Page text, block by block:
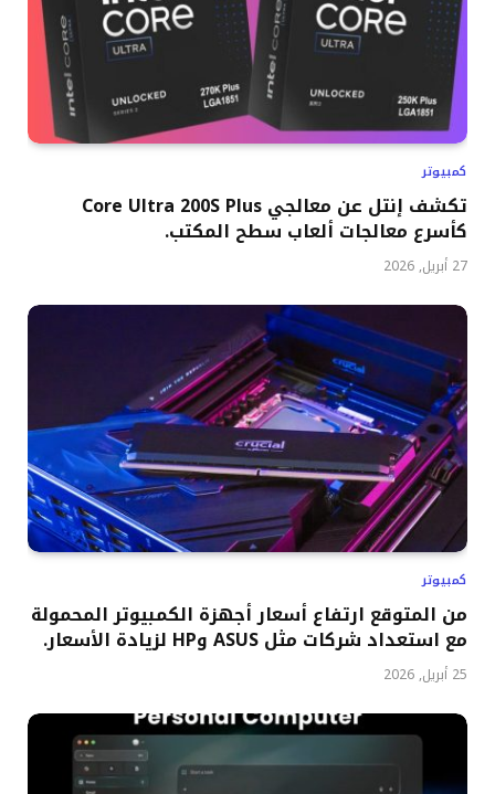
كمبيوتر
تكشف إنتل عن معالجي Core Ultra 200S Plus
كأسرع معالجات ألعاب سطح المكتب.
27 أبريل, 2026
كمبيوتر
من المتوقع ارتفاع أسعار أجهزة الكمبيوتر المحمولة
مع استعداد شركات مثل ASUS وHP لزيادة الأسعار.
25 أبريل, 2026